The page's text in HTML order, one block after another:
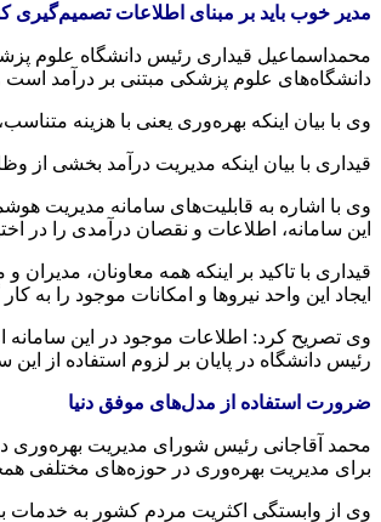
مدیر خوب باید بر مبنای اطلاعات تصمیم‌گیری
محمداسماعیل قیداری رئیس دانشگاه علوم
دانشگاه‌های علوم پزشکی مبتنی بر درآمد است
وی با بیان اینکه بهره‌وری یعنی با هزینه
قیداری با بیان اینکه مدیریت درآمد بخشی
این سامانه، اطلاعات و نقصان درآمدی را در
قیداری با تاکید بر اینکه همه معاونان،
ایجاد این واحد نیروها و امکانات موجود را به کار
وی تصریح کرد: اطلاعات موجود در این سامانه
رئیس دانشگاه در پایان بر لزوم استفاده از
ضرورت استفاده از مدل‌های موفق دنیا
محمد آقاجانی رئیس شورای مدیریت بهره‌وری
برای مدیریت بهره‌وری در حوزه‌های مختلفی
وی از وابستگی اکثریت مردم کشور به خدمات